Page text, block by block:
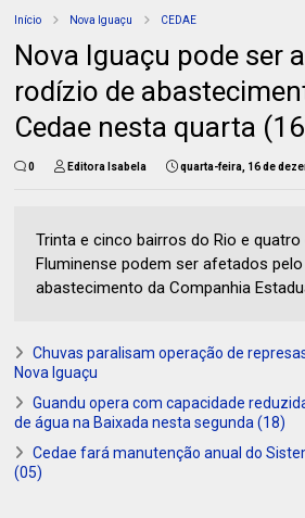
Início Nova Iguaçu CEDAE
Nova Iguaçu pode ser
rodízio de
Cedae nesta quarta
0 Editora Isabela quarta-feira, 16 de
Trinta e cinco bairros do Rio e quatro
Fluminense podem ser afetados
abastecimento da Companhia
Chuvas paralisam operação de
Nova Iguaçu
Guandu opera com capacidade
de água na Baixada nesta segunda (18)
Cedae fará manutenção anual do
(05)